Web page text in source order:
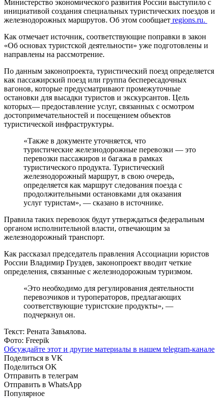
Министерство экономического развития России выступило с
инициативой создания специальных туристических поездов и
железнодорожных маршрутов. Об этом сообщает regions.ru.
Как отмечает источник, соответствующие поправки в закон
«Об основах туристской деятельности» уже подготовлены и
направлены на рассмотрение.
По данным законопроекта, туристический поезд определяется
как пассажирский поезд или группа беспересадочных
вагонов, которые предусматривают промежуточные
остановки для высадки туристов и экскурсантов. Цель
которых— предоставление услуг, связанных с осмотром
достопримечательностей и посещением объектов
туристической инфраструктуры.
«Также в документе уточняется, что
туристические железнодорожные перевозки — это
перевозки пассажиров и багажа в рамках
туристического продукта. Туристический
железнодорожный маршрут, в свою очередь,
определяется как маршрут следования поезда с
продолжительными остановками для оказания
услуг туристам», — сказано в источнике.
Правила таких перевозок будут утверждаться федеральным
органом исполнительной власти, отвечающим за
железнодорожный транспорт.
Как рассказал председатель правления Ассоциации юристов
России Владимир Груздев, законопроект вводит четкие
определения, связанные с железнодорожным туризмом.
«Это необходимо для регулирования деятельности
перевозчиков и туроператоров, предлагающих
соответствующие туристские продукты», —
подчеркнул он.
Текст: Рената Завьялова.
Фото: Freepik
Обсуждайте этот и другие материалы в нашем telegram-канале
Поделиться в VK
Поделиться OK
Отправить в телеграм
Отправить в WhatsApp
Популярное